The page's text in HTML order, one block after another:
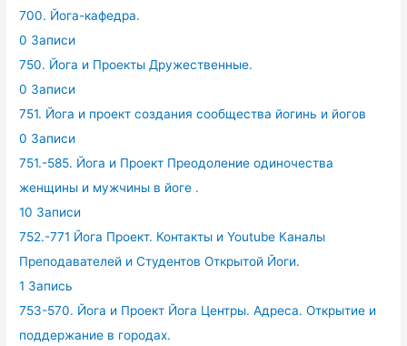
700. Йога-кафедра.
0 Записи
750. Йога и Проекты Дружественные.
0 Записи
751. Йога и проект создания сообщества йогинь и йогов
0 Записи
751.-585. Йога и Проект Преодоление одиночества
женщины и мужчины в йоге .
10 Записи
752.-771 Йога Проект. Контакты и Youtube Каналы
Преподавателей и Студентов Открытой Йоги.
1 Запись
753-570. Йога и Проект Йога Центры. Адреса. Открытие и
поддержание в городах.